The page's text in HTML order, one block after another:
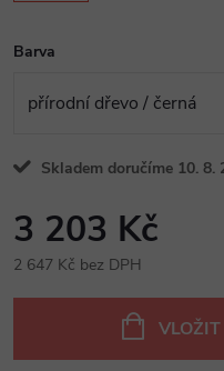
Barva
Skladem doručíme 10. 8.
3 203 Kč
2 647 Kč bez DPH